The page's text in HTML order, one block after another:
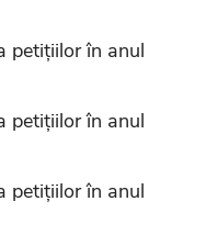
petițiilor în anul
petițiilor în anul
petițiilor în anul